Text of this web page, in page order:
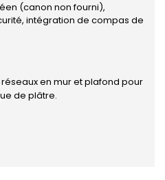
(canon non fourni),
intégration de compas de
en mur et plafond pour
de plâtre.